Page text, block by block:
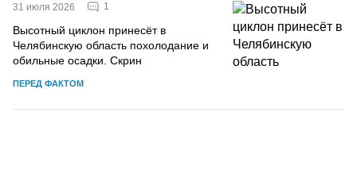
31 июля 2026 1
Высотный циклон принесёт в
Челябинскую область похолодание и
обильные осадки. Скрин
ПЕРЕД ФАКТОМ